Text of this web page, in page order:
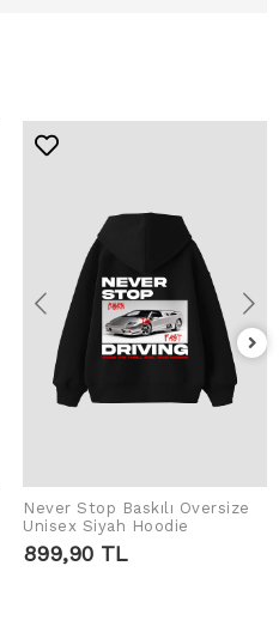
اضف الى سلة التسوق
Never Stop Baskılı Oversize
Unisex Siyah Hoodie
899,90 TL